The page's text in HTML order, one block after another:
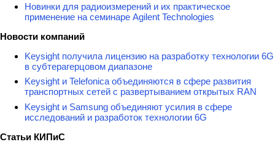
Новинки для радиоизмерений и их практическое
применение на семинаре Agilent Technologies
Новости компаний
Keysight получила лицензию на разработку технологии 6G
в субтерагерцовом диапазоне
Keysight и Telefonica объединяются в сфере развития
транспортных сетей с развертыванием открытых RAN
Keysight и Samsung объединяют усилия в сфере
исследований и разработок технологии 6G
Статьи КИПиС